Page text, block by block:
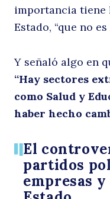
importancia tiene
Estado, “que no
Y señaló algo en
“Hay sectores
como Salud y
haber hecho
El
partidos
empresas